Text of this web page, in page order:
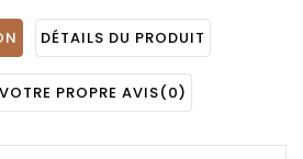
DÉTAILS DU PRODUIT
PROPRE AVIS(0)